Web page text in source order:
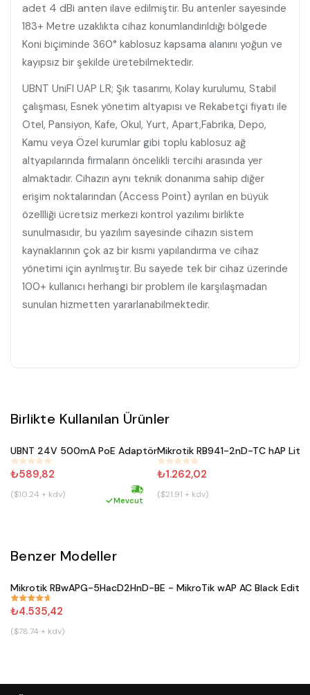
adet 4 dBi anten ilave edilmiştir. Bu antenler sayesinde
183+ Metre uzaklıkta cihaz konumlandırıldığı bölgede
Koni biçiminde 360° kablosuz kapsama alanını yoğun ve
kayıpsız bir şekilde üretebilmektedir.
UBNT UniFI UAP LR; Şık tasarımı, Kolay kurulumu, Stabil
çalışması, Esnek yönetim altyapısı ve Rekabetçi fiyatı ile
Otel, Pansiyon, Kafe, Okul, Yurt, Apart,Fabrika, Depo,
Kamu veya Özel kurumlar gibi toplu kablosuz ağ
altyapılarında firmaların öncelikli tercihi arasında yer
almaktadır. Cihazın aynı teknik donanıma sahip diğer
erişim noktalarından (Access Point) ayrılan en büyük
özellliği ücretsiz merkezi kontrol yazılımı birlikte
sunulmasıdır, bu yazılım sayesinde cihazın sistem
kaynaklarının çok az bir kısmı yapılandırma ve cihaz
yönetimi için ayrılmıştır. Bu sayede tek bir cihaz üzerinde
100+ kullanıcı herhangi bir problem ile karşılaşmadan
sunulan hizmetten yararlanabilmektedir.
Birlikte Kullanılan Ürünler
#457
Satın Al
UBNT 24V 500mA PoE Adaptör
₺589,82
($10.24 + kdv) Hızlı kargo
Mevcut
#227
₺1.262,02
($21.91 + kdv)
Benzer Modeller
#671
Mikrotik RBwAPG-5HacD2HnD-BE - MikroTik wAP AC Black
₺4.535,42
($78.74 + kdv)